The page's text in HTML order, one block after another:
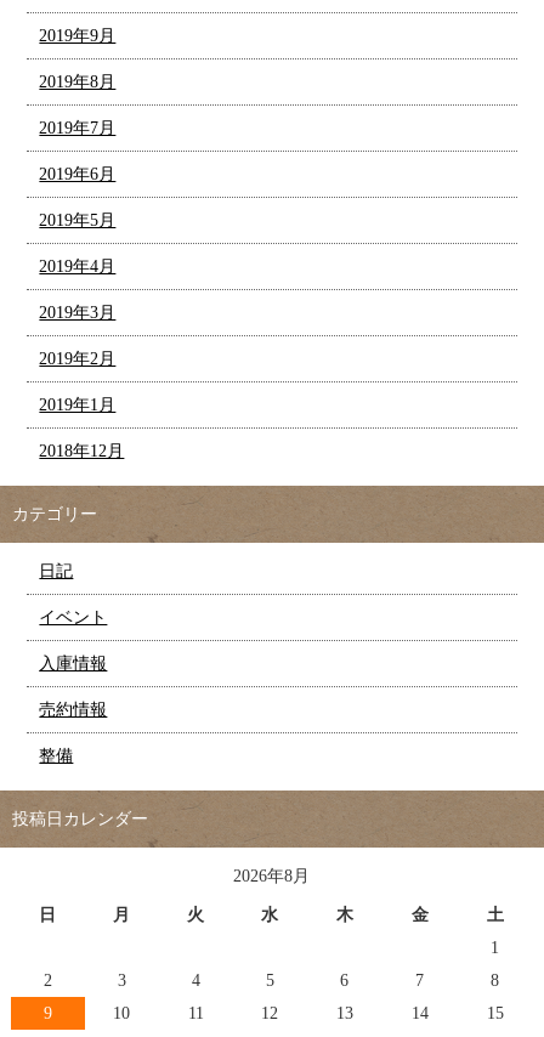
2019年9月
2019年8月
2019年7月
2019年6月
2019年5月
2019年4月
2019年3月
2019年2月
2019年1月
2018年12月
カテゴリー
日記
イベント
入庫情報
売約情報
整備
投稿日カレンダー
2026年8月
日 月 火 水 木 金
土
1
2
3 4 5 6 7
8
9
10 11 12 13 14
15